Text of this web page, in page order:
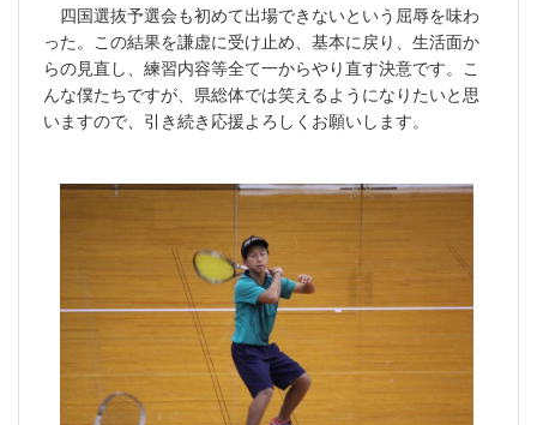
四国選抜予選会も初めて出場できないという屈辱を味わ
った。この結果を謙虚に受け止め、基本に戻り、生活面か
らの見直し、練習内容等全て一からやり直す決意です。こ
んな僕たちですが、県総体では笑えるようになりたいと思
いますので、引き続き応援よろしくお願いします。